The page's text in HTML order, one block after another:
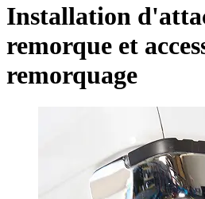
Installation
remorque et
remorquage